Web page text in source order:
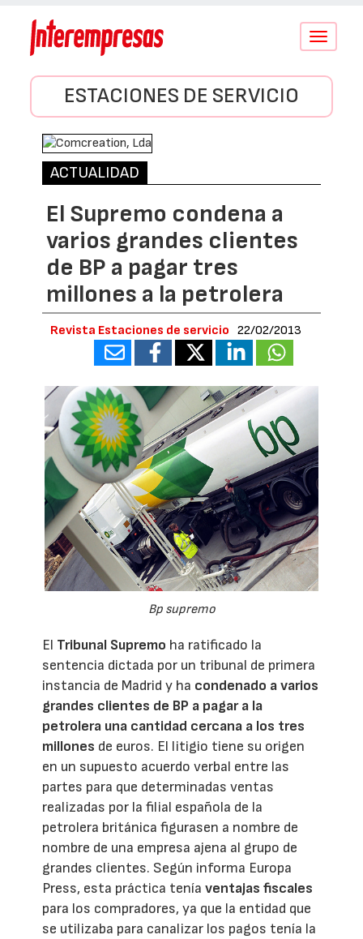
Conmutar
ESTACIONES DE SERVICIO
ACTUALIDAD
El Supremo condena a
varios grandes clientes
de BP a pagar tres
millones a la petrolera
Revista Estaciones de servicio 22/02/2013
Bp supremo
El Tribunal Supremo ha ratificado la
sentencia dictada por un tribunal de primera
instancia de Madrid y ha condenado a varios
grandes clientes de BP a pagar a la
petrolera una cantidad cercana a los tres
millones de euros. El litigio tiene su origen
en un supuesto acuerdo verbal entre las
partes para que determinadas ventas
realizadas por la filial española de la
petrolera británica figurasen a nombre de
nombre de una empresa ajena al grupo de
grandes clientes. Según informa Europa
Press, esta práctica teníaventajas fiscales
para los compradores, ya que la entidad que
se utilizaba para canalizar los pagos tenía la